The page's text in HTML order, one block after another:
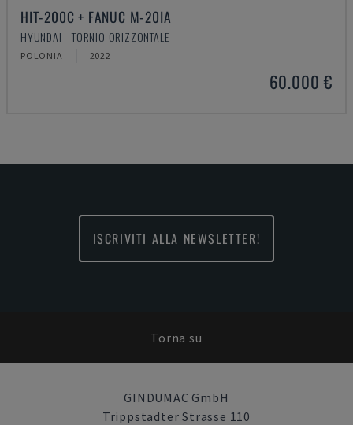
HIT-200C + FANUC M-20IA
HYUNDAI - TORNIO ORIZZONTALE
POLONIA 2022
60.000 €
ISCRIVITI ALLA NEWSLETTER!
Torna su
GINDUMAC GmbH
Trippstadter Strasse 110